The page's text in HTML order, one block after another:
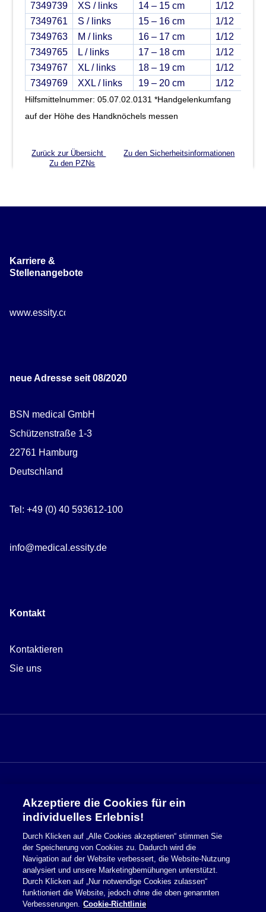
7349739
XS / links 14 – 15 cm 1/12
7349761
S / links 15 – 16 cm 1/12
7349763
M / links 16 – 17 cm 1/12
7349765
L / links 17 – 18 cm 1/12
7349767
XL / links 18 – 19 cm 1/12
7349769
XXL / links 19 – 20 cm 1/12
Hilfsmittelnummer: 05.07.02.0131 *Handgelenkumfang
auf der Höhe des Handknöchels messen
Zurück zur Übersicht
Zu den Sicherheitsinformationen
Zu den PZNs
Karriere &
Stellenangebote
www.essity.com/careers
neue Adresse seit 08/2020
BSN medical GmbH
Schützenstraße 1-3
22761 Hamburg
Deutschland
Tel: +49 (0) 40 593612-100
info@medical.essity.de
Kontakt
Kontaktieren
Sie uns
Sicherheitsinformationen
Nutzungsbedingungen
Cookie Richtlinie
Datenschutzerklärung
Akzeptiere die Cookies für ein
individuelles Erlebnis!
Durch Klicken auf „Alle Cookies akzeptieren“ stimmen Sie
der Speicherung von Cookies zu. Dadurch wird die
Navigation auf der Website verbessert, die Website-Nutzung
analysiert und unsere Marketingbemühungen unterstützt.
Durch Klicken auf „Nur notwendige Cookies zulassen“
funktioniert die Website, jedoch ohne die oben genannten
Verbesserungen. Cookie-Richtlinie